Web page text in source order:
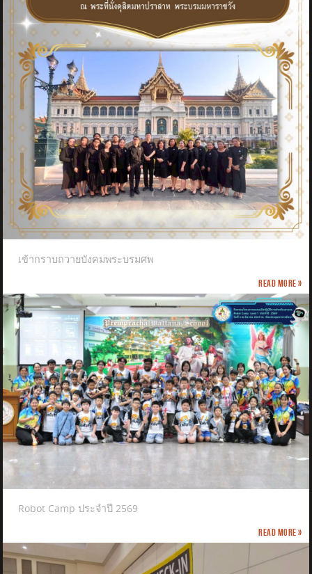
เข้ากราบถวายบังคมพระบรมศพ
Read more »
Robot Camp ประจำปี 2569
Read more »